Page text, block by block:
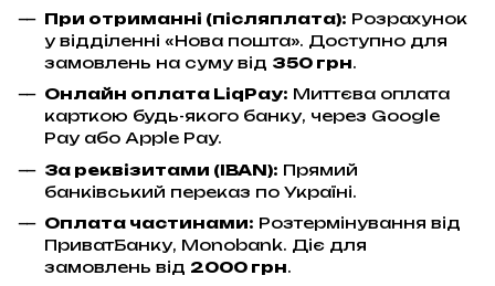
При отриманні (післяплата): Розрахунок
у відділенні «Нова пошта». Доступно для
замовлень на суму від 350 грн.
Онлайн оплата LiqPay: Миттєва оплата
карткою будь-якого банку, через Google
Pay або Apple Pay.
За реквізитами (IBAN): Прямий
банківський переказ по Україні.
Оплата частинами: Розтермінування від
ПриватБанку, Monobank. Діє для
замовлень від 2000 грн.